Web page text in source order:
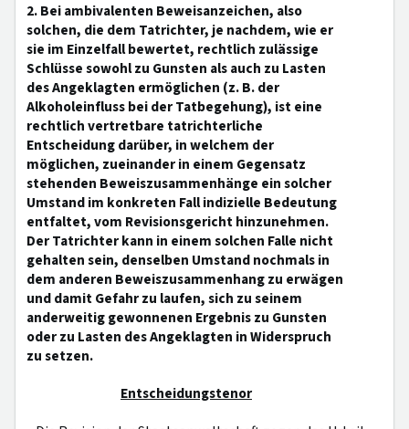
2. Bei ambivalenten Beweisanzeichen, also
solchen, die dem Tatrichter, je nachdem, wie er
sie im Einzelfall bewertet, rechtlich zulässige
Schlüsse sowohl zu Gunsten als auch zu Lasten
des Angeklagten ermöglichen (z. B. der
Alkoholeinfluss bei der Tatbegehung), ist eine
rechtlich vertretbare tatrichterliche
Entscheidung darüber, in welchem der
möglichen, zueinander in einem Gegensatz
stehenden Beweiszusammenhänge ein solcher
Umstand im konkreten Fall indizielle Bedeutung
entfaltet, vom Revisionsgericht hinzunehmen.
Der Tatrichter kann in einem solchen Falle nicht
gehalten sein, denselben Umstand nochmals in
dem anderen Beweiszusammenhang zu erwägen
und damit Gefahr zu laufen, sich zu seinem
anderweitig gewonnenen Ergebnis zu Gunsten
oder zu Lasten des Angeklagten in Widerspruch
zu setzen.
Entscheidungstenor